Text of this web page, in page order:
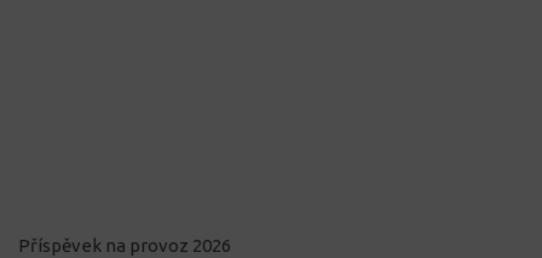
Příspěvek na provoz 2026